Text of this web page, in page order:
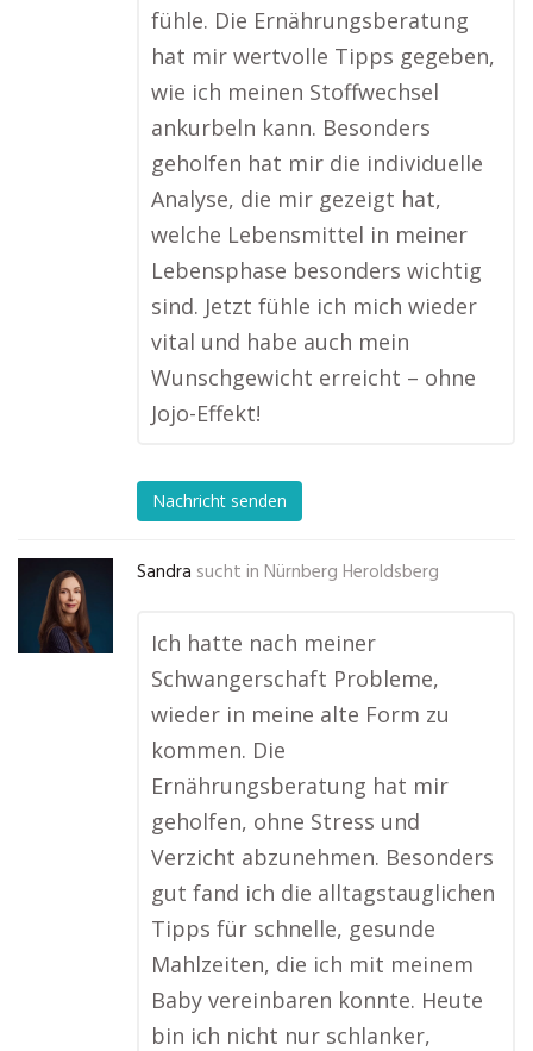
fühle. Die Ernährungsberatung
hat mir wertvolle Tipps gegeben,
wie ich meinen Stoffwechsel
ankurbeln kann. Besonders
geholfen hat mir die individuelle
Analyse, die mir gezeigt hat,
welche Lebensmittel in meiner
Lebensphase besonders wichtig
sind. Jetzt fühle ich mich wieder
vital und habe auch mein
Wunschgewicht erreicht – ohne
Jojo-Effekt!
Nachricht senden
Sandra sucht in Nürnberg Heroldsberg
Ich hatte nach meiner
Schwangerschaft Probleme,
wieder in meine alte Form zu
kommen. Die
Ernährungsberatung hat mir
geholfen, ohne Stress und
Verzicht abzunehmen. Besonders
gut fand ich die alltagstauglichen
Tipps für schnelle, gesunde
Mahlzeiten, die ich mit meinem
Baby vereinbaren konnte. Heute
bin ich nicht nur schlanker,